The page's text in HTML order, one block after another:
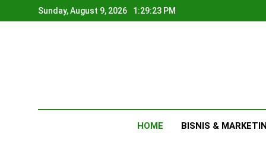
to
Sunday, August 9, 2026 1:29:23 PM
HOME BISNIS &